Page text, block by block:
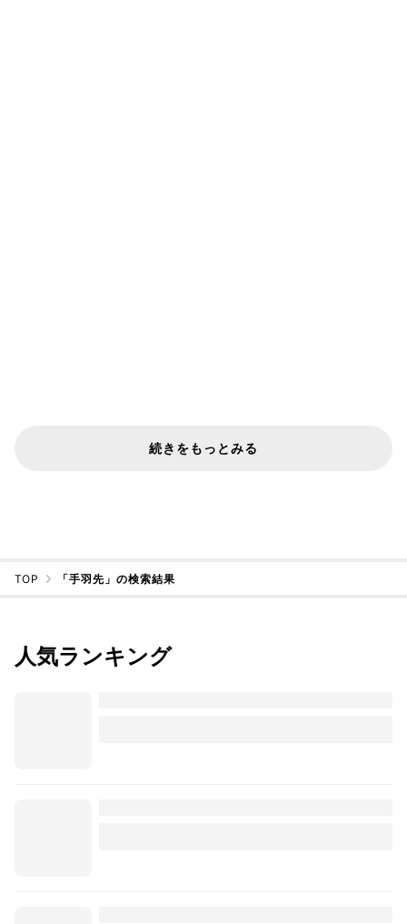
続きをもっとみる
TOP 「手羽先」の検索結果
人気ランキング